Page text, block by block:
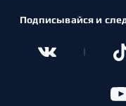
Подписывайся и